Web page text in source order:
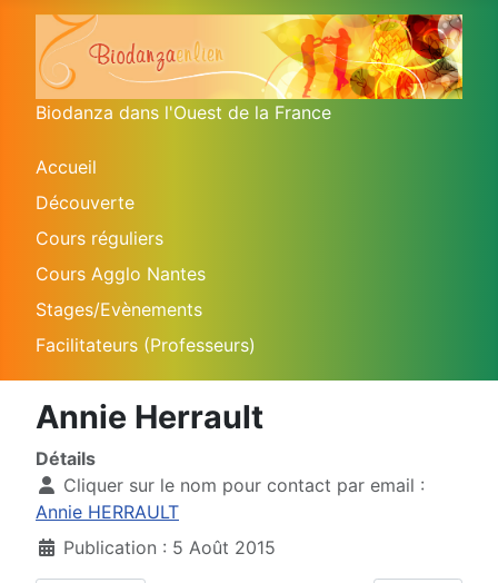
Biodanza dans l'Ouest de la France
Accueil
Découverte
Cours réguliers
Cours Agglo Nantes
Stages/Evènements
Facilitateurs (Professeurs)
Annie Herrault
Détails
Cliquer sur le nom pour contact par email :
Annie HERRAULT
Publication : 5 Août 2015